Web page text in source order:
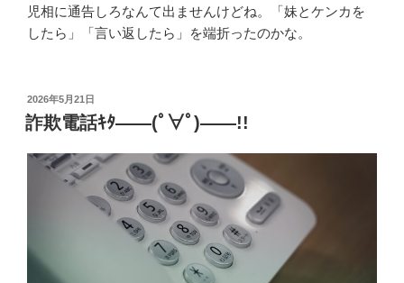
児相に通告しろなんて出ませんけどね。「妹とケンカを
したら」「言い返したら」を端折ったのかな。
投
稿
日:
2026年5月21日
詐欺電話ｷﾀ――(ﾟ∀ﾟ)――!!